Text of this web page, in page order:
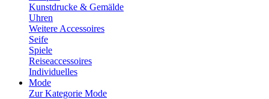
Kunstdrucke & Gemälde
Uhren
Weitere Accessoires
Seife
Spiele
Reiseaccessoires
Individuelles
Mode
Zur Kategorie Mode